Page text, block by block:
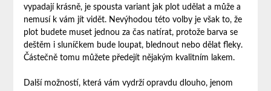
vypadají krásně, je spousta variant jak plot udělat a může a
nemusí k vám jít vidět. Nevýhodou této volby je však to, že
plot budete muset jednou za čas natírat, protože barva se
deštěm i sluníčkem bude loupat, blednout nebo dělat fleky.
Částečně tomu můžete předejít nějakým kvalitním lakem.
Další možností, která vám vydrží opravdu dlouho, jenom